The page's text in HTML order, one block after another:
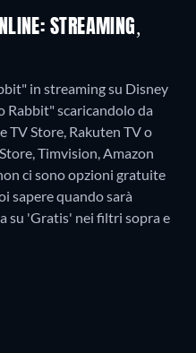
STREAMING,
in streaming su Disney
Rabbit" scaricandolo da
TV Store, Rakuten TV o
Timvision, Amazon
ci sono opzioni gratuite
sapere quando sarà
su 'Gratis' nei filtri sopra e